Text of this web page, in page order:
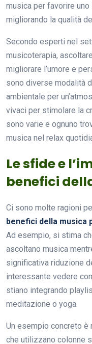
musica per favorire
migliorando la qualità
Secondo esperti nel
musicoterapia,
migliorare l’umore e
sono diverse modalità
ambientale per
vivaci per stimolare la
sono varie e ognuno
musica nel relax
Le sfide e
benefici
Ci sono molte ragioni
benefici della musica
Ad esempio, si stima
ascoltano musica
significativa riduzione
interessante vedere
stiano integrando
meditazione o yoga.
Un esempio concreto è
che utilizzano colonne